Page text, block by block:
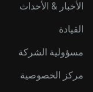
الأخبار & الأحداث
القيادة
مسؤولية الشركة
مركز الخصوصية